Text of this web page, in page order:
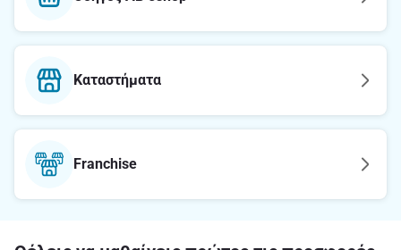
Καταστήματα
Franchise